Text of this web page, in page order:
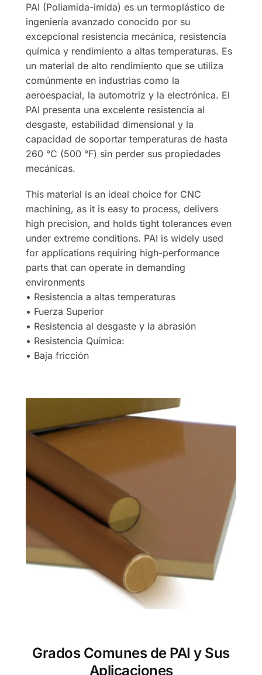
PAI (Poliamida-imida) es un termoplástico de
ingeniería avanzado conocido por su
excepcional resistencia mecánica, resistencia
química y rendimiento a altas temperaturas. Es
un material de alto rendimiento que se utiliza
comúnmente en industrias como la
aeroespacial, la automotriz y la electrónica. El
PAI presenta una excelente resistencia al
desgaste, estabilidad dimensional y la
capacidad de soportar temperaturas de hasta
260 °C (500 °F) sin perder sus propiedades
mecánicas.
This material is an ideal choice for CNC
machining, as it is easy to process, delivers
high precision, and holds tight tolerances even
under extreme conditions. PAI is widely used
for applications requiring high-performance
parts that can operate in demanding
environments
• Resistencia a altas temperaturas
• Fuerza Superior
• Resistencia al desgaste y la abrasión
• Resistencia Química:
• Baja fricción
Grados Comunes de PAI y Sus
Aplicaciones